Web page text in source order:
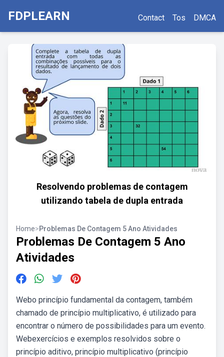
FDPLEARN Contact Tos DMCA
Resolvendo problemas de contagem
utilizando tabela de dupla entrada
Home>Problemas De Contagem 5 Ano Atividades
Problemas De Contagem 5 Ano
Atividades
Webo princípio fundamental da contagem, também
chamado de princípio multiplicativo, é utilizado para
encontrar o número de possibilidades para um evento.
Webexercícios e exemplos resolvidos sobre o
princípio aditivo, princípio multiplicativo (princípio